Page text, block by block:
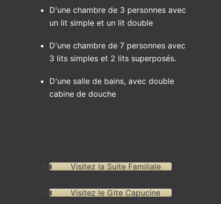
D'une chambre de 3 personnes avec
un lit simple et un lit double
D'une chambre de 7 personnes avec
3 lits simples et 2 lits superposés.
D'une salle de bains, avec double
cabine de douche
Visitez la Suite Familiale
Visitez le Gite Capucine